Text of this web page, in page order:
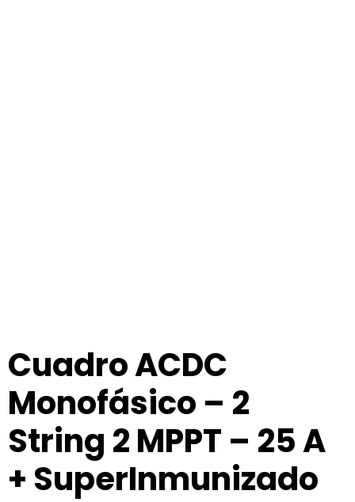
Cuadro ACDC
Monofásico – 2
String 2 MPPT – 25 A
+ SuperInmunizado